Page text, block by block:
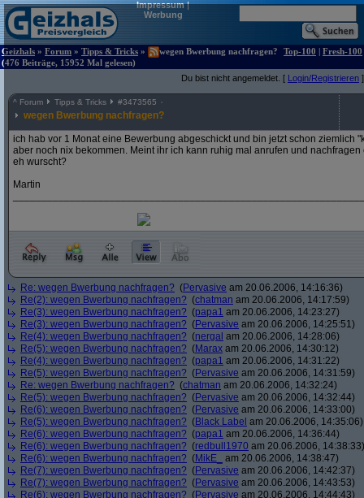
Impressum|
Werbung
Geizhals » Forum » Tipps & Tricks »
wegen Bwerbung nachfragen?
(476 Beiträge, 15952 Mal gelesen)
Top-100 | Fresh-100
Du bist nicht angemeldet. [ Login/Registrieren ]
^ Forum Tipps & Tricks #3473565
wegen Bwerbung nachfragen?
ich hab vor 1 Monat eine Bewerbung abgeschickt und bin jetzt schon ziemlich
aber noch nix bekommen. Meint ihr ich kann ruhig mal anrufen und
eh wurscht?
Martin
Re: wegen Bwerbung nachfragen? (Pervasive am 20.06.2006, 14:16:36)
Re(2): wegen Bwerbung nachfragen? (chatman am 20.06.2006, 14:17:59)
Re(3): wegen Bwerbung nachfragen? (papa1 am 20.06.2006, 14:23:27)
Re(3): wegen Bwerbung nachfragen? (Pervasive am 20.06.2006, 14:25:51)
Re(4): wegen Bwerbung nachfragen? (nergal am 20.06.2006, 14:28:06)
Re(5): wegen Bwerbung nachfragen? (Marax am 20.06.2006, 14:30:12)
Re(4): wegen Bwerbung nachfragen? (papa1 am 20.06.2006, 14:31:22)
Re(5): wegen Bwerbung nachfragen? (Pervasive am 20.06.2006, 14:31:59)
Re: wegen Bwerbung nachfragen? (chatman am 20.06.2006, 14:32:24)
Re(5): wegen Bwerbung nachfragen? (Pervasive am 20.06.2006, 14:32:44)
Re(6): wegen Bwerbung nachfragen? (Pervasive am 20.06.2006, 14:33:00)
Re(5): wegen Bwerbung nachfragen? (Black Label am 20.06.2006, 14:35:06)
Re(6): wegen Bwerbung nachfragen? (papa1 am 20.06.2006, 14:36:44)
Re(6): wegen Bwerbung nachfragen? (redbull1970 am 20.06.2006, 14:38:33)
Re(6): wegen Bwerbung nachfragen? (MikE_
am 20.06.2006, 14:38:47)
Re(7): wegen Bwerbung nachfragen? (Pervasive am 20.06.2006, 14:42:37)
Re(7): wegen Bwerbung nachfragen? (Pervasive am 20.06.2006, 14:43:53)
Re(6): wegen Bwerbung nachfragen? (Pervasive am 20.06.2006, 14:44:43)